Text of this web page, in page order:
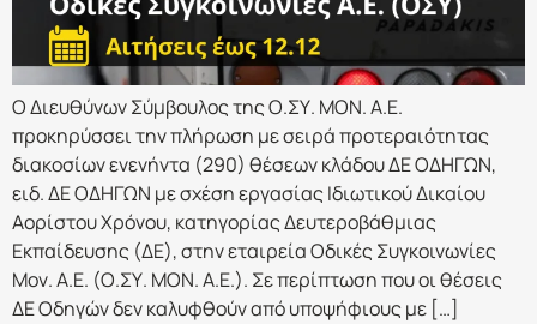
Ο Διευθύνων Σύμβουλος της Ο.ΣΥ. ΜΟΝ. Α.Ε.
προκηρύσσει την πλήρωση με σειρά προτεραιότητας
διακοσίων ενενήντα (290) θέσεων κλάδου ΔΕ ΟΔΗΓΩΝ,
ειδ. ΔΕ ΟΔΗΓΩΝ με σχέση εργασίας Ιδιωτικού Δικαίου
Αορίστου Χρόνου, κατηγορίας Δευτεροβάθμιας
Εκπαίδευσης (ΔΕ), στην εταιρεία Οδικές Συγκοινωνίες
Μον. Α.Ε. (Ο.ΣΥ. ΜΟΝ. Α.Ε.). Σε περίπτωση που οι θέσεις
ΔΕ Οδηγών δεν καλυφθούν από υποψήφιους με […]